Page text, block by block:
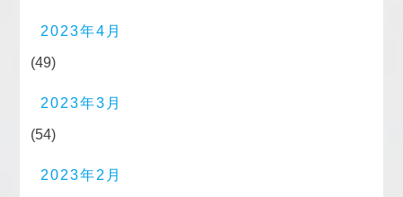
2023年4月
(49)
2023年3月
(54)
2023年2月